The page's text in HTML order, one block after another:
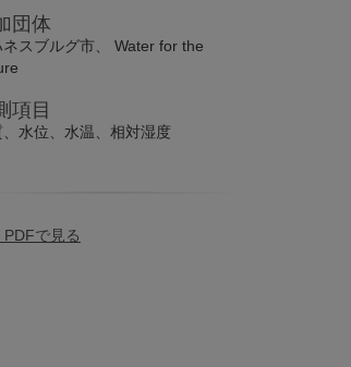
団体
ネスブルグ市、 Water for the
項目
、水位、水温、相対湿度
PDFで見る